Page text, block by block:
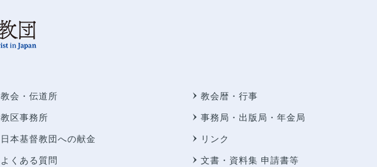
教会・伝道所
教区事務所
日本基督教団への献金
よくある質問
教会暦・行事
事務局・出版局・年金局
リンク
文書・資料集 申請書等